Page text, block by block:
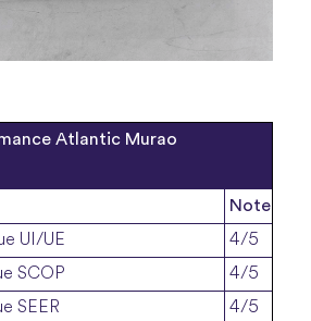
Atlantic Murao
Note
UI/UE
4/5
SCOP
4/5
SEER
4/5